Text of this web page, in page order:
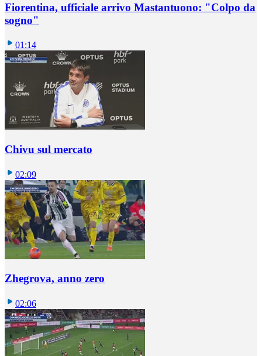
Fiorentina, ufficiale arrivo Mastantuono: "Colpo da
sogno"
01:14
Chivu sul mercato
02:09
Zhegrova, anno zero
02:06